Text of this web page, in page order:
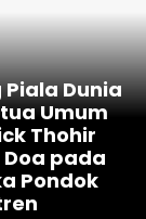
Dunia
Umum
Thohir
Doa pada
Pondok